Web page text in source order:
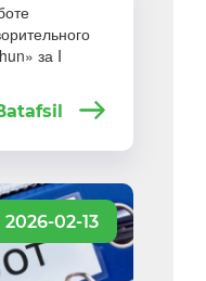
за I
2026-02-13